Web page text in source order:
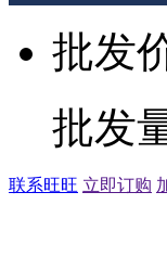
批发
批发
联系旺旺 立即订购